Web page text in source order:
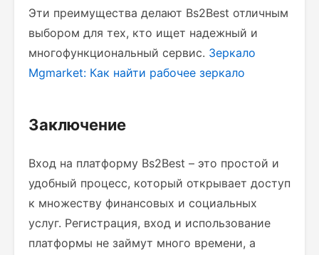
Эти преимущества делают Bs2Best отличным
выбором для тех, кто ищет надежный и
многофункциональный сервис. Зеркало
Mgmarket: Как найти рабочее зеркало
Заключение
Вход на платформу Bs2Best – это простой и
удобный процесс, который открывает доступ
к множеству финансовых и социальных
услуг. Регистрация, вход и использование
платформы не займут много времени, а